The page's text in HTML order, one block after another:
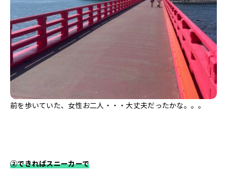
前を歩いていた、女性お二人・・・大丈夫だったかな。。。
②できればスニーカーで